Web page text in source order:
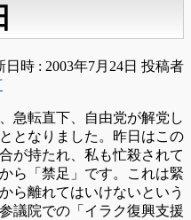
時 : 2003年7月24日 投稿者
急転直下、自由党が解党し
となりました。昨日はこの
が持たれ、私も忙殺されて
ら「禁足」です。これは緊
ら離れてはいけないという
議院での「イラク復興支援